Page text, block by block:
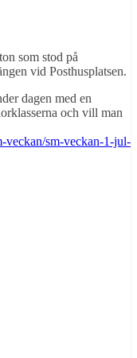
som stod på
vid Posthusplatsen.
dagen med en
och vill man
veckan/sm-veckan-1-jul-